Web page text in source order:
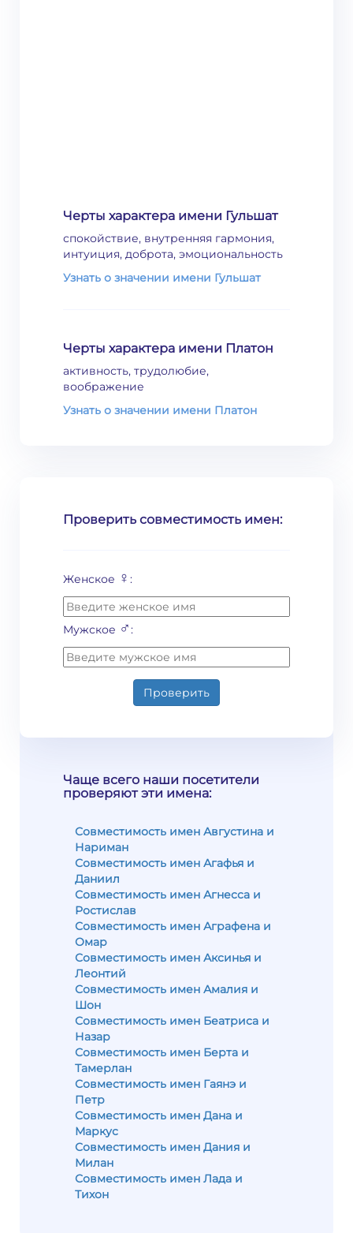
Черты характера имени Гульшат
спокойствие, внутренняя гармония,
интуиция, доброта, эмоциональность
Узнать о значении имени Гульшат
Черты характера имени Платон
активность, трудолюбие,
воображение
Узнать о значении имени Платон
Проверить совместимость имен:
Женское ♀ :
Мужское ♂:
Проверить
Чаще всего наши посетители
проверяют эти имена:
Совместимость имен Августина и
Нариман
Совместимость имен Агафья и
Даниил
Совместимость имен Агнесса и
Ростислав
Совместимость имен Аграфена и
Омар
Совместимость имен Аксинья и
Леонтий
Совместимость имен Амалия и
Шон
Совместимость имен Беатриса и
Назар
Совместимость имен Берта и
Тамерлан
Совместимость имен Гаянэ и
Петр
Совместимость имен Дана и
Маркус
Совместимость имен Дания и
Милан
Совместимость имен Лада и
Тихон